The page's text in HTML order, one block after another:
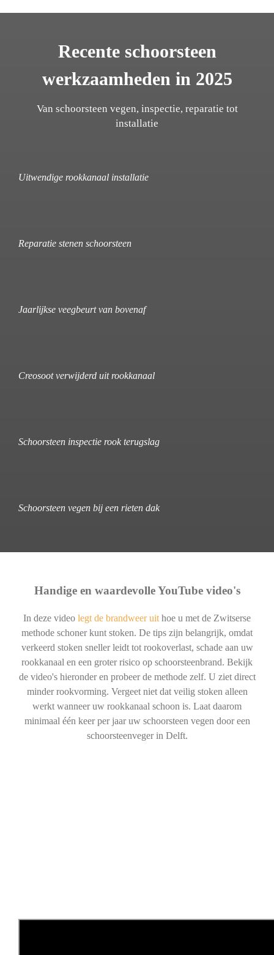
Recente schoorsteen
werkzaamheden in 2025
Van schoorsteen vegen, inspectie, reparatie tot
installatie
Uitwendige rookkanaal installatie
Reparatie stenen schoorsteen
Jaarlijkse veegbeurt van bovenaf
Creosoot verwijderd uit rookkanaal
Schoorsteen inspectie rook terugslag
Schoorsteen vegen bij een rieten dak
Handige en waardevolle YouTube video's
In deze video legt de brandweer uit hoe u met de Zwitserse
methode schoner kunt stoken. De tips zijn belangrijk, omdat
verkeerd stoken sneller leidt tot rookoverlast, schade aan uw
rookkanaal en een groter risico op schoorsteenbrand. Bekijk
de video's hieronder en probeer de methode zelf. U ziet direct
minder rookvorming. Vergeet niet dat veilig stoken alleen
werkt wanneer uw rookkanaal schoon is. Laat daarom
minimaal één keer per jaar uw schoorsteen vegen door een
schoorsteenveger in Delft.